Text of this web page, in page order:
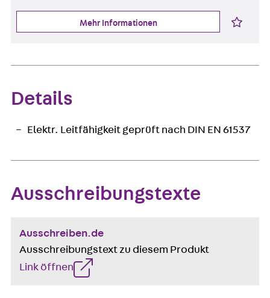
Mehr Informationen
Details
Elektr. Leitfähigkeit geprüft nach DIN EN 61537
Ausschreibungstexte
Ausschreiben.de
Ausschreibungstext zu diesem Produkt
Link öffnen